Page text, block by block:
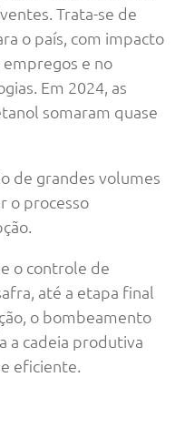
Trata-se de
o país, com impacto
empregos e no
Em 2024, as
somaram quase
de grandes volumes
o processo
o controle de
até a etapa final
o bombeamento
a cadeia produtiva
eficiente.